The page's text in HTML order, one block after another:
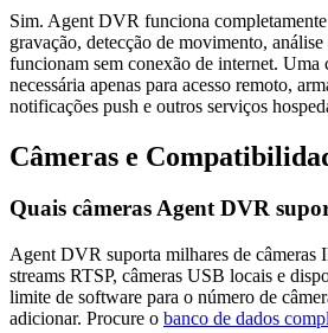
Sim. Agent DVR funciona
gravação, detecção de movimento,
funcionam sem conexão de internet. Uma
necessária apenas para acesso remoto,
notificações push e outros serviços
Câmeras e
Quais câmeras Agent DVR
Agent DVR suporta milhares de câmeras
streams RTSP, câmeras USB locais e
limite de software para o número de
adicionar. Procure o banco de dados